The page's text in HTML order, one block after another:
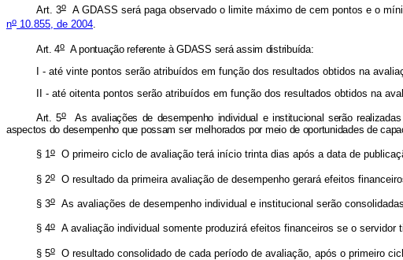
Art. 3oA GDASS será paga observado o limite máximo de cem pontos e o
no 10.855, de 2004.
Art. 4oA pontuação referente à GDASS será assim distribuída:
I - até vinte pontos serão atribuídos em função dos resultados obtidos na
II - até oitenta pontos serão atribuídos em função dos resultados obtidos na
Art. 5oAs avaliações de desempenho individual e institucional serão
aspectos do desempenho que possam ser melhorados por meio de oportunidades de
§ 1oO primeiro ciclo de avaliação terá início trinta dias após a data de
§ 2oO resultado da primeira avaliação de desempenho gerará efeitos
§ 3oAs avaliações de desempenho individual e institucional serão
§ 4oA avaliação individual somente produzirá efeitos financeiros se o
§ 5oO resultado consolidado de cada período de avaliação, após o primeiro